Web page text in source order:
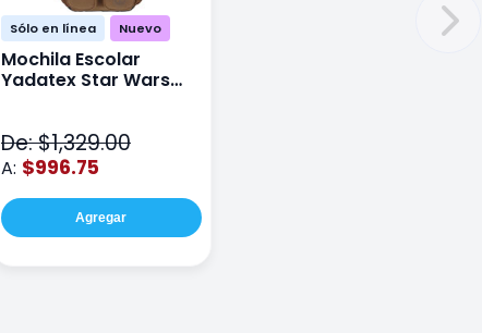
Sólo en línea Nuevo
Mochila Escolar
Yadatex Star Wars
De: $1,329.00
A: $996.75
Agregar